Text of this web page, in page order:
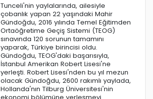
Tunceli'nin yaylalarında, ailesiyle
çobanlık yapan 22 yaşındaki Mahir
Gündoğdu, 2016 yılında Temel Eğitimden
Ortaöğretime Geçiş Sistemi (TEOG)
sınavında 120 sorunun tamamını
yaparak, Türkiye birincisi oldu.
Gündoğdu, TEOG'daki başarısıyla,
İstanbul Amerikan Robert Lisesi'ne
yerleşti. Robert Lisesi'nden bu yıl mezun
olacak Gündoğdu, 2600 rakımlı yaylada,
Hollanda'nın Tilburg Üniversitesi'nin